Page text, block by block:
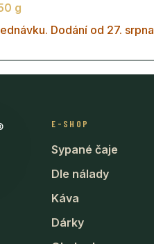
g
Dodání od 27. srpna
E-SHOP
Sypané čaje
Dle nálady
Káva
Dárky